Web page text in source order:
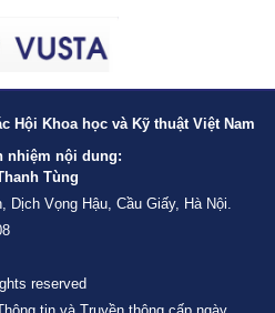
Hội Khoa học và Kỹ thuật Việt Nam
nhiệm nội dung:
Tùng
Dịch Vọng Hậu, Cầu Giấy, Hà Nội.
reserved